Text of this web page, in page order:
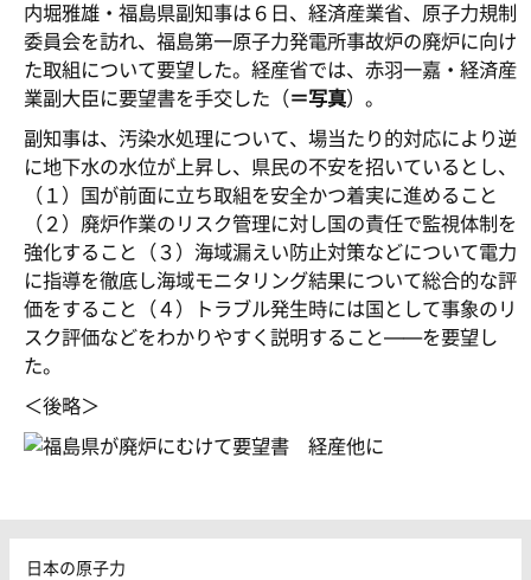
内堀雅雄・福島県副知事は６日、経済産業省、原子力規制
委員会を訪れ、福島第一原子力発電所事故炉の廃炉に向け
た取組について要望した。経産省では、赤羽一嘉・経済産
業副大臣に要望書を手交した（＝写真）。
副知事は、汚染水処理について、場当たり的対応により逆
に地下水の水位が上昇し、県民の不安を招いているとし、
（１）国が前面に立ち取組を安全かつ着実に進めること
（２）廃炉作業のリスク管理に対し国の責任で監視体制を
強化すること（３）海域漏えい防止対策などについて電力
に指導を徹底し海域モニタリング結果について総合的な評
価をすること（４）トラブル発生時には国として事象のリ
スク評価などをわかりやすく説明すること――を要望し
た。
＜後略＞
日本の原子力